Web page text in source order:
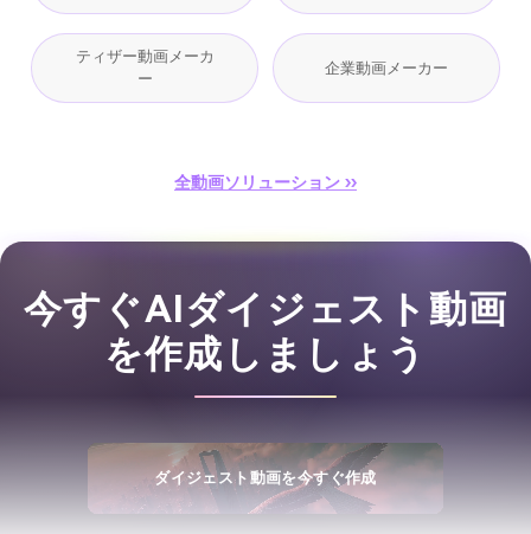
ティザー動画メーカ
ー
企業動画メーカー
全動画ソリューション ››
今すぐAIダイジェスト動画
を作成しましょう
ダイジェスト動画を今すぐ作成